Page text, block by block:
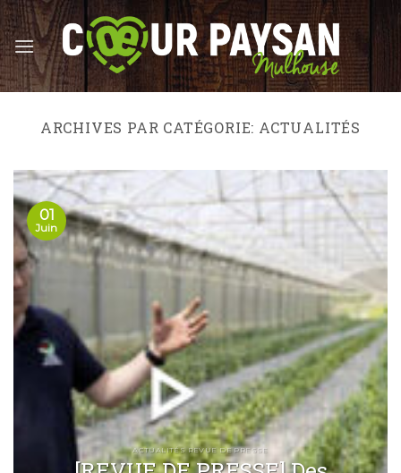
Skip
to
content
ARCHIVES PAR CATÉGORIE: ACTUALITÉS
ACTUALITÉS REVUE DE PRESSE
01
Juin